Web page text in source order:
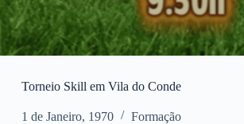
Torneio Skill em Vila do Conde
1 de Janeiro, 1970 Formação